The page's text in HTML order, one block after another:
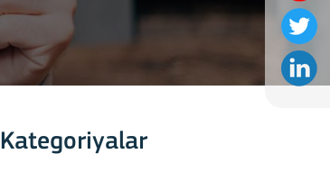
Kategoriyalar